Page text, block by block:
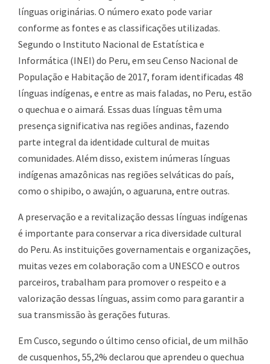
línguas originárias. O número exato pode variar
conforme as fontes e as classificações utilizadas.
Segundo o Instituto Nacional de Estatística e
Informática (INEI) do Peru, em seu Censo Nacional de
População e Habitação de 2017, foram identificadas 48
línguas indígenas, e entre as mais faladas, no Peru, estão
o quechua e o aimará. Essas duas línguas têm uma
presença significativa nas regiões andinas, fazendo
parte integral da identidade cultural de muitas
comunidades. Além disso, existem inúmeras línguas
indígenas amazônicas nas regiões selváticas do país,
como o shipibo, o awajún, o aguaruna, entre outras.
A preservação e a revitalização dessas línguas indígenas
é importante para conservar a rica diversidade cultural
do Peru. As instituições governamentais e organizações,
muitas vezes em colaboração com a UNESCO e outros
parceiros, trabalham para promover o respeito e a
valorização dessas línguas, assim como para garantir a
sua transmissão às gerações futuras.
Em Cusco, segundo o último censo oficial, de um milhão
de cusquenhos, 55,2% declarou que aprendeu o quechua